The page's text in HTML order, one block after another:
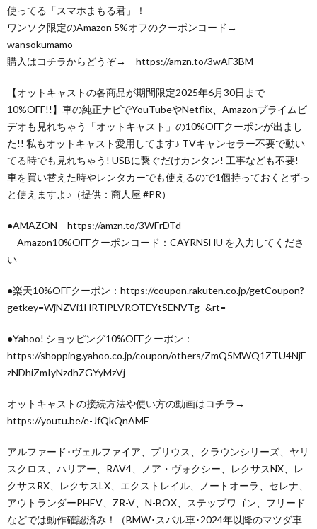
使ってる「スマホまもる君」！
ワンソク限定のAmazon 5%オフのクーポンコード→
wansokumamo
購入はコチラからどうぞ→ https://amzn.to/3wAF3BM
【オットキャストの各商品が期間限定2025年6月30日まで
10%OFF!!】車の純正ナビでYouTubeやNetflix、Amazonプライムビ
デオも見れちゃう「オットキャスト」の10%OFFクーポンが出まし
た!! 私もオットキャスト愛用してます♪ TVキャンセラー不要で動い
てる時でも見れちゃう! USBに繋ぐだけカンタン! 工事なども不要!
車を買い替えた時やレンタカーでも使えるので1個持っておくとずっ
と使えますよ♪（提供：商人屋 #PR）
●AMAZON https://amzn.to/3WFrDTd
Amazon10%OFFクーポンコード：CAYRNSHU を入力してくださ
い
●楽天10%OFFクーポン：https://coupon.rakuten.co.jp/getCoupon?
getkey=WjNZVi1HRTlPLVROTEYtSENVTg–&rt=
●Yahoo! ショッピング10%OFFクーポン：
https://shopping.yahoo.co.jp/coupon/others/ZmQ5MWQ1ZTU4NjE
zNDhiZmIyNzdhZGYyMzVj
オットキャストの接続方法や使い方の動画はコチラ→
https://youtu.be/e-JfQkQnAME
アルファード･ヴェルファイア、プリウス、クラウンシリーズ、ヤリ
スクロス、ハリアー、RAV4、ノア・ヴォクシー、レクサスNX、レ
クサスRX、レクサスLX、エクストレイル、ノートオーラ、セレナ、
アウトランダーPHEV、ZR-V、N-BOX、ステップワゴン、フリード
などでは動作確認済み！（BMW･スバル車･2024年以降のマツダ車